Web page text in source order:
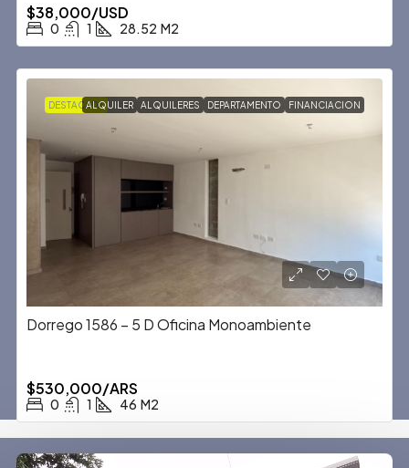
$38,000/USD
0 1 28.52 M2
DESTACADAALQUILER ALQUILERES DEPARTAMENTO FINANCIACION
Dorrego 1586 – 5 D Oficina Monoambiente
$530,000/ARS
0 1 46 M2